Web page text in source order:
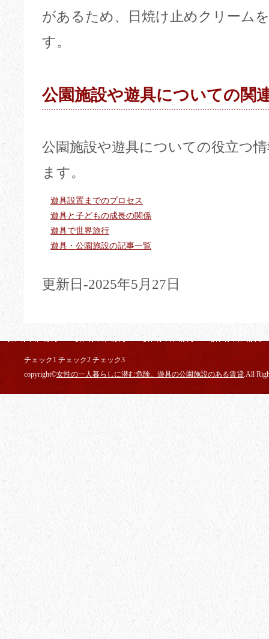
があるため、日焼け止めクリーム
す。
公園施設や遊具についての関
公園施設や遊具についての役立つ
ます。
遊具設置までのプロセス
遊具と子どもの成長の関係
遊具で世界旅行
遊具・公園施設の記事一覧
更新日-2025年5月27日
チェック1 チェック2 チェック3
copyright©女性の一人暮らしに潜む危険。遊具の公園施設のある賃貸.All